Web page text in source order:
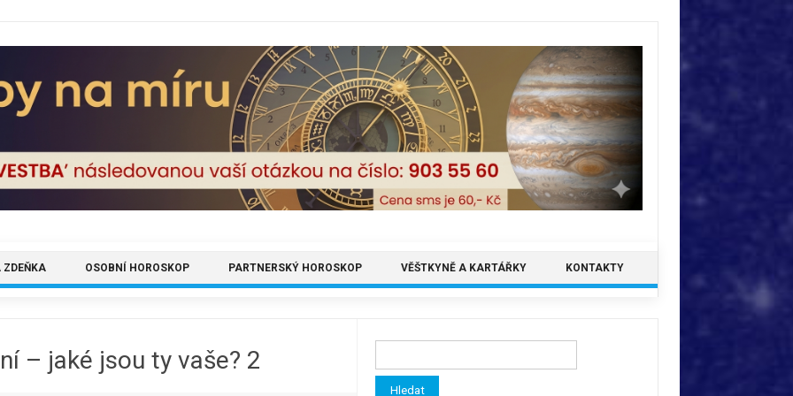
ZDEŇKA OSOBNÍ HOROSKOP PARTNERSKÝ HOROSKOP VĚŠTKYNĚ A KARTÁŘKY KONTAKTY
– jaké jsou ty vaše? 2